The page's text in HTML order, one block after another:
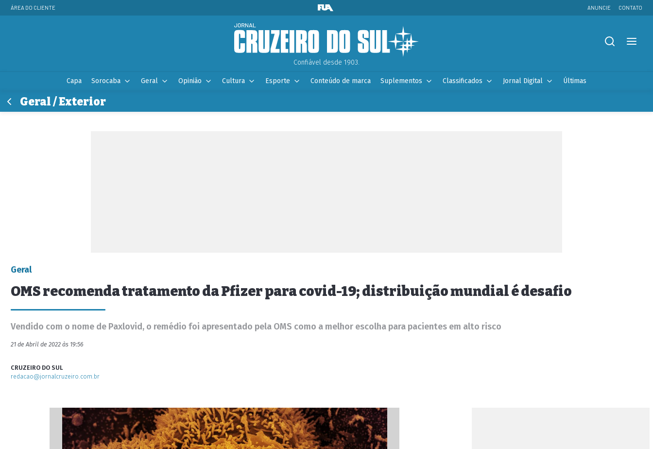
ÁREA DO CLIENTE ANUNCIE CONTATO
Confiável desde 1903.
Capa Sorocaba Geral Opinião Cultura Esporte Conteúdo de marca Suplementos Classificados Jornal Digital Últimas
Geral / Exterior
Geral
OMS recomenda tratamento da Pfizer para covid-19; distribuição mundial é desafio
Vendido com o nome de Paxlovid, o remédio foi apresentado pela OMS como a melhor escolha para pacientes em alto risco
21 de Abril de 2022 às 19:56
CRUZEIRO DO SUL
redacao@jornalcruzeiro.com.br